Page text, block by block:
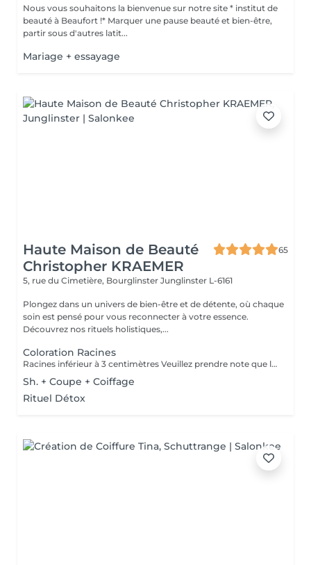
Nous vous souhaitons la bienvenue sur notre site * institut de
beauté à Beaufort !* Marquer une pause beauté et bien-être,
partir sous d'autres latit...
Mariage + essayage
Haute Maison de Beauté
Christopher KRAEMER
65
5, rue du Cimetière, Bourglinster Junglinster L-6161
Plongez dans un univers de bien-être et de détente, où chaque
soin est pensé pour vous reconnecter à votre essence.
Découvrez nos rituels holistiques,...
Coloration Racines
Racines inférieur à 3 centimètres Veuillez prendre note que les prix indiqués sur Salonkee sont communiqués à titre informatif et s'entendent de base. Ces derniers sont susceptibles de varier selon le diagnostic réalisé à votre arrivée au salon et l'expertise du professionnel à qui vous confiez votre beauté. Dans tous les cas, un devis précis vous sera proposé et toutes réalisations de prestations seront effectuées avec votre accord. Un grand merci d'avance pour votre compréhension. Au plaisir de vous recevoir très vite.
Sh. + Coupe + Coiffage
Rituel Détox